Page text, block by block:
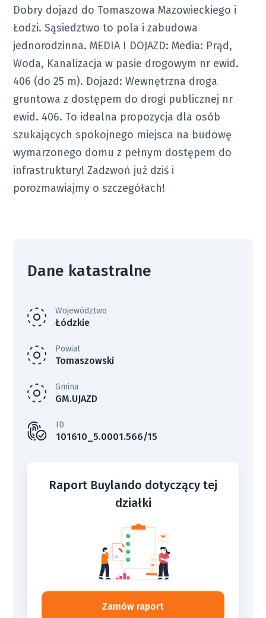
Dobry dojazd do Tomaszowa Mazowieckiego i
Łodzi. Sąsiedztwo to pola i zabudowa
jednorodzinna. MEDIA I DOJAZD: Media: Prąd,
Woda, Kanalizacja w pasie drogowym nr ewid.
406 (do 25 m). Dojazd: Wewnętrzna droga
gruntowa z dostępem do drogi publicznej nr
ewid. 406. To idealna propozycja dla osób
szukających spokojnego miejsca na budowę
wymarzonego domu z pełnym dostępem do
infrastruktury! Zadzwoń już dziś i
porozmawiajmy o szczegółach!
Dane katastralne
Województwo
Łódzkie
Powiat
Tomaszowski
Gmina
GM.UJAZD
ID
101610_5.0001.566/15
Raport Buylando dotyczący tej
działki
Zamów raport